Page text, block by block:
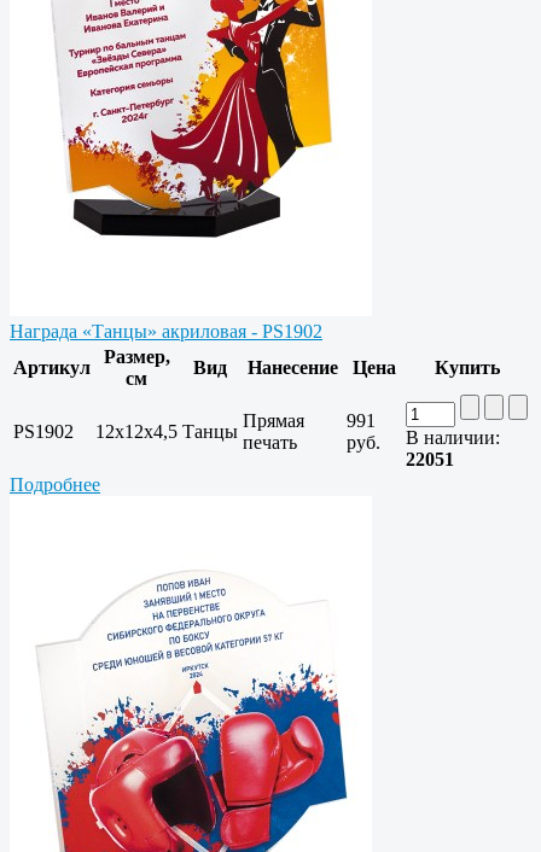
Награда «Танцы» акриловая - PS1902
Артикул
Размер,
см
Вид Нанесение Цена Купить
PS1902 12х12х4,5 Танцы
Прямая
печать
991
руб.
В наличии:
22051
Подробнее